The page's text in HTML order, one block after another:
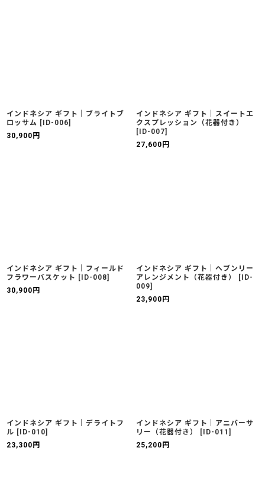
インドネシア ギフト｜ブライトブ
ロッサム [ ID-006]
30,900 円
インドネシア ギフト｜スイートエ
クスプレッション（花器付き）
[ ID-007]
27,600 円
インドネシア ギフト｜フィールド
フラワーバスケット
[ ID-008]
30,900 円
インドネシア ギフト｜ヘブンリー
アレンジメント（花器付き）
[ ID-
009]
23,900 円
インドネシア ギフト｜デライトフ
ル [ ID-010]
23,300 円
インドネシア ギフト｜アニバーサ
リー（花器付き）
[ ID-011 ]
25,200 円